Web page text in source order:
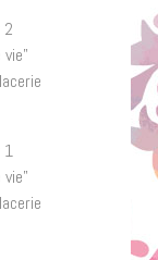
2
1